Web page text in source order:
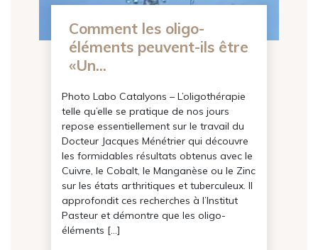
Comment les oligo-
éléments peuvent-ils être
«Un...
Photo Labo Catalyons – L’oligothérapie
telle qu’elle se pratique de nos jours
repose essentiellement sur le travail du
Docteur Jacques Ménétrier qui découvre
les formidables résultats obtenus avec le
Cuivre, le Cobalt, le Manganèse ou le Zinc
sur les états arthritiques et tuberculeux. Il
approfondit ces recherches à l’Institut
Pasteur et démontre que les oligo-
éléments […]